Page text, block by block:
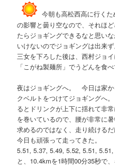
今朝も高松西高に行く
の影響と曇り空なので、それほ
たらジョギングできるなと思い
いけないのでジョギングは出来ず
三女を下ろした後は、西村ジョ
「こがね製麺所」でうどんを食べ
夜はジョギングへ。 今日は家
クベルトをつけてジョギングへ
るとドリンクが上下に揺れて非
を巻いているので、腰が非常に
求めるのではなく、走り続ける
今日も頑張って走ってきた。
5.51, 5.37, 5.49, 5.52, 5.51,
と、10.4kmを1時間00分35秒で